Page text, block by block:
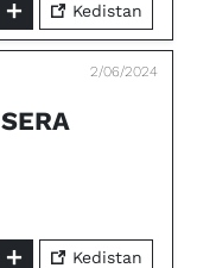
Kedistan
2/06/2024
Kedistan